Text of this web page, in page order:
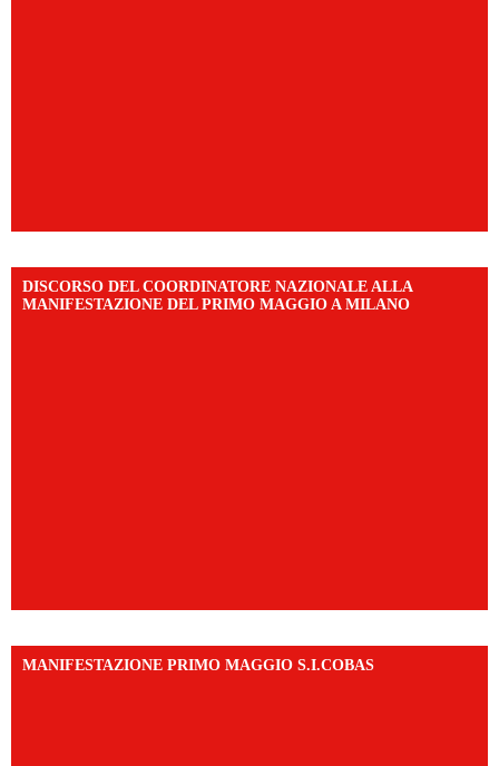
DISCORSO DEL COORDINATORE NAZIONALE ALLA
MANIFESTAZIONE DEL PRIMO MAGGIO A MILANO
MANIFESTAZIONE PRIMO MAGGIO S.I.COBAS